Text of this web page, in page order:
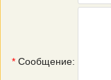
* Сообщение: